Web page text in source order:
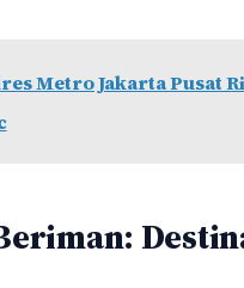
Metro Jakarta Pusat